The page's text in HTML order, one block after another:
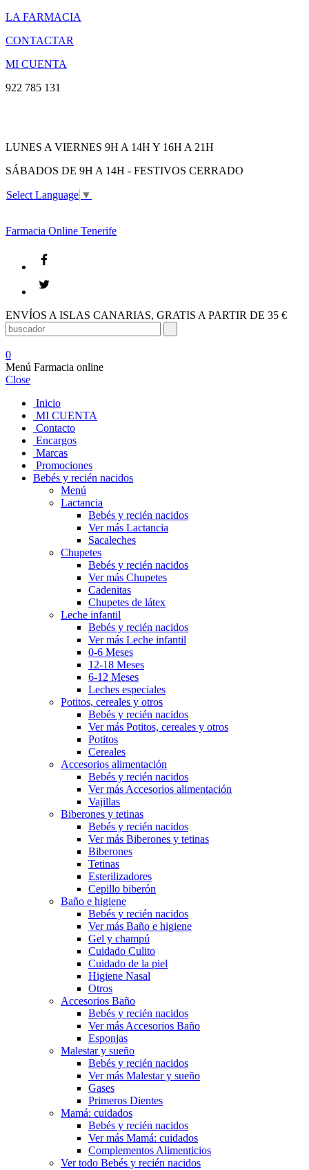
LA FARMACIA
CONTACTAR
MI CUENTA
922 785 131
LUNES A VIERNES 9H A 14H Y 16H A 21H
SÁBADOS DE 9H A 14H - FESTIVOS CERRADO
Select Language ▼
Farmacia Online Tenerife
ENVÍOS A ISLAS CANARIAS, GRATIS A PARTIR DE 35 €
0
Menú Farmacia online
Close
Inicio
MI CUENTA
Contacto
Encargos
Marcas
Promociones
Bebés y recién nacidos
Menú
Lactancia
Bebés y recién nacidos
Ver más Lactancia
Sacaleches
Chupetes
Bebés y recién nacidos
Ver más Chupetes
Cadenitas
Chupetes de látex
Leche infantil
Bebés y recién nacidos
Ver más Leche infantil
0-6 Meses
12-18 Meses
6-12 Meses
Leches especiales
Potitos, cereales y otros
Bebés y recién nacidos
Ver más Potitos, cereales y otros
Potitos
Cereales
Accesorios alimentación
Bebés y recién nacidos
Ver más Accesorios alimentación
Vajillas
Biberones y tetinas
Bebés y recién nacidos
Ver más Biberones y tetinas
Biberones
Tetinas
Esterilizadores
Cepillo biberón
Baño e higiene
Bebés y recién nacidos
Ver más Baño e higiene
Gel y champú
Cuidado Culito
Cuidado de la piel
Higiene Nasal
Otros
Accesorios Baño
Bebés y recién nacidos
Ver más Accesorios Baño
Esponjas
Malestar y sueño
Bebés y recién nacidos
Ver más Malestar y sueño
Gases
Primeros Dientes
Mamá: cuidados
Bebés y recién nacidos
Ver más Mamá: cuidados
Complementos Alimenticios
Ver todo Bebés y recién nacidos